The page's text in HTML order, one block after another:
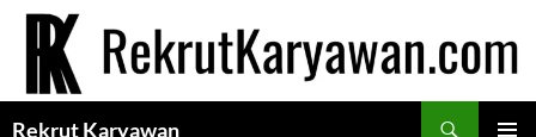
Langsung
Rekrut Karyawan